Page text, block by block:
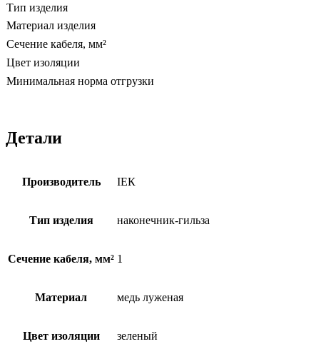
Тип изделия
Материал изделия
Сечение кабеля, мм²
Цвет изоляции
Минимальная норма отгрузки
Детали
Производитель ІЕК
Тип изделия наконечник-гильза
Сечение кабеля, мм² 1
Материал медь луженая
Цвет изоляции зеленый